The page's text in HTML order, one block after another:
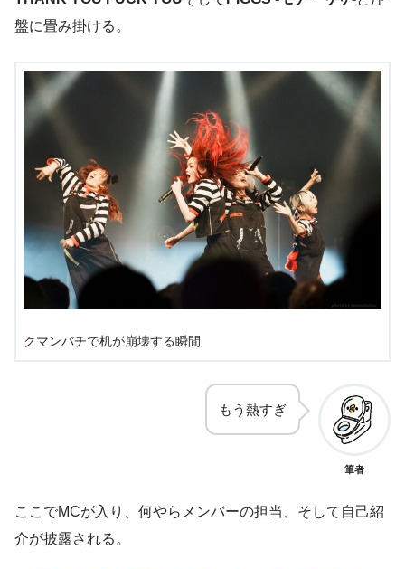
盤に畳み掛ける。
クマンバチで机が崩壊する瞬間
もう熱すぎ
筆者
ここでMCが入り、何やらメンバーの担当、そして自己紹
介が披露される。